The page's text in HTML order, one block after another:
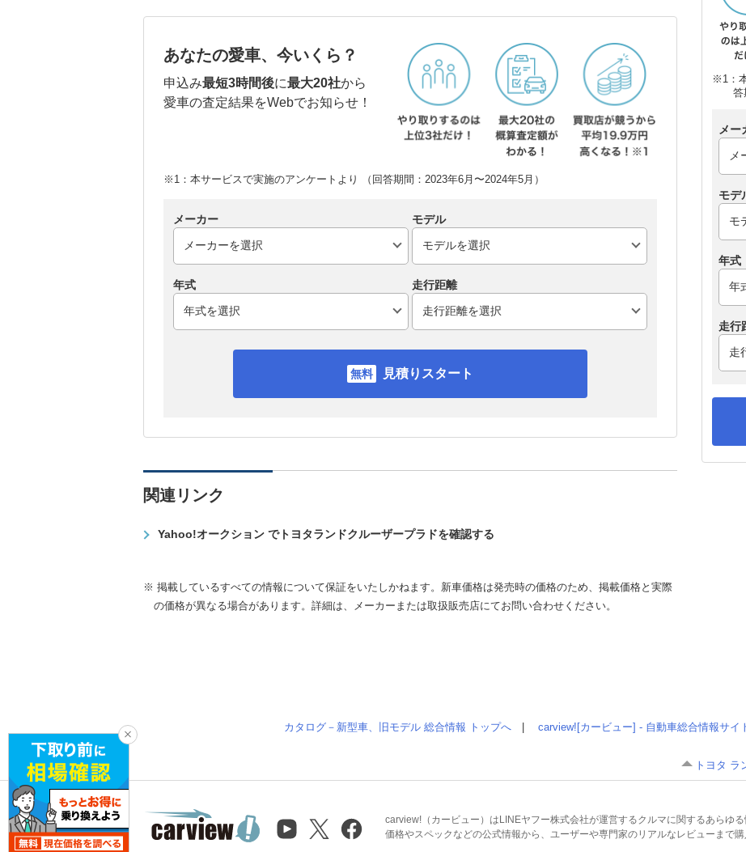
あなたの愛車、今いくら？
申込み最短3時間後に最大20社から
愛車の査定結果をWebでお知らせ！
※1：本サービスで実施のアンケートより （回答期間：2023年6月〜2024年5月）
メーカー モデル
年式 走行距離
見積りスタート
関連リンク
Yahoo!オークション でトヨタランドクルーザープラドを確認する
※ 掲載しているすべての情報について保証をいたしかねます。新車価格は発売時の価格のため、掲載価格と実際
の価格が異なる場合があります。詳細は、メーカーまたは取扱販売店にてお問い合わせください。
※1：
答
メー
モデ
年式
走行
カタログ－新型車、旧モデル 総合情報 トップへ carview![カービュー] - 自動車総合情報サ
トヨタ ラ
carview!（カービュー）はLINEヤフー株式会社が運営するクルマに関するあらゆ
価格やスペックなどの公式情報から、ユーザーや専門家のリアルなレビューまで